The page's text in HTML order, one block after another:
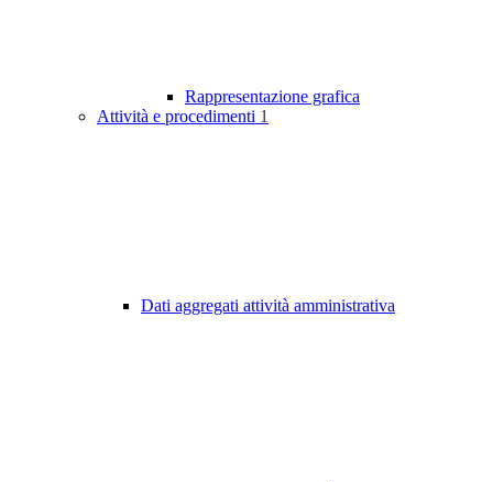
Rappresentazione grafica
Attività e procedimenti 1
Dati aggregati attività amministrativa